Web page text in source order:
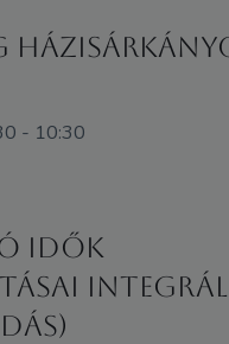
- 10:30
idők
integrál